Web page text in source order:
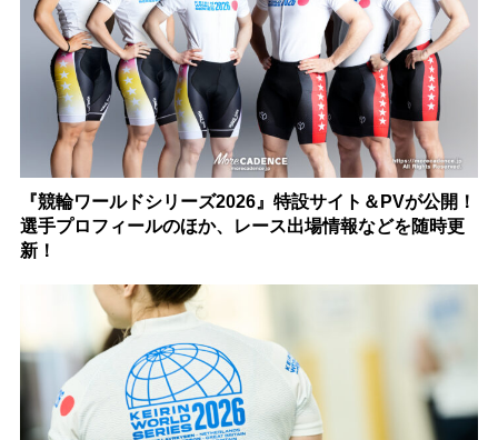
『競輪ワールドシリーズ2026』特設サイト＆PVが公開！
選手プロフィールのほか、レース出場情報などを随時更
新！